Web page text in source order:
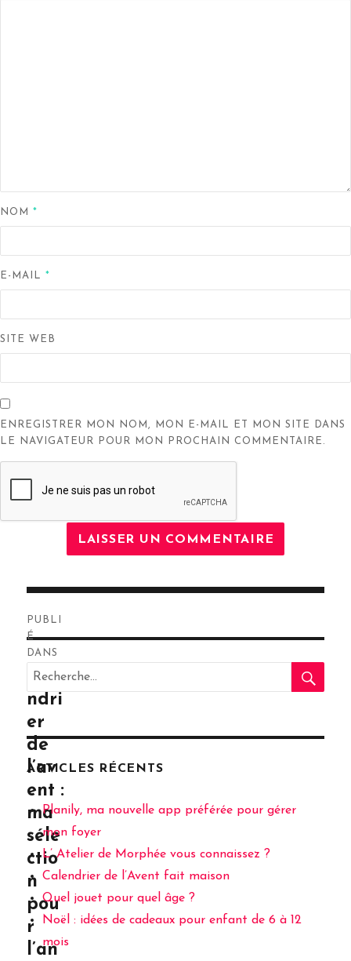
NOM *
E-MAIL *
SITE WEB
ENREGISTRER MON NOM, MON E-MAIL ET MON SITE DANS
LE NAVIGATEUR POUR MON PROCHAIN COMMENTAIRE.
de
l’article
PUBLI
É
DANS
Cale
ndri
er
de
l’av
ent :
ma
séle
ctio
n
pou
r
l’an
Recherche
pour
ARTICLES RÉCENTS
Planily, ma nouvelle app préférée pour gérer
mon foyer
L’ Atelier de Morphée vous connaissez ?
Calendrier de l’Avent fait maison
Quel jouet pour quel âge ?
Noël : idées de cadeaux pour enfant de 6 à 12
mois